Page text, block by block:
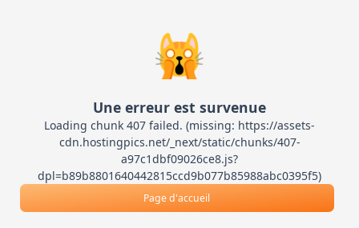
🙀
Une erreur est survenue
Loading chunk 407 failed. (missing: https://assets-
cdn.hostingpics.net/_next/static/chunks/407-
a97c1dbf09026ce8.js?
dpl=b89b8801640442815ccd9b077b85988abc0395f5)
Page d'accueil